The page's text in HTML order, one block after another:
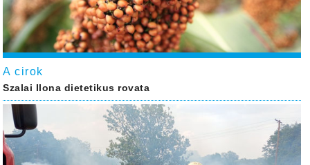
A cirok
Szalai Ilona dietetikus rovata